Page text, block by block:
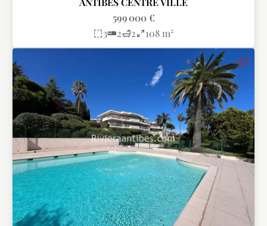
599 000 €
3
2 2 108 m²